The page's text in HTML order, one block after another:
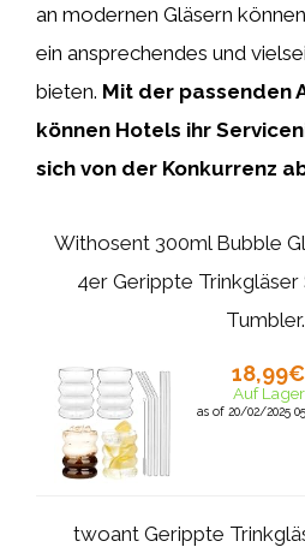
an modernen Gläsern
ein ansprechendes und
bieten. Mit der passenden
können Hotels ihr
sich von der Konkurrenz
Withosent 300ml Bubble
4er Gerippte Trinkgläser
18,99€
Auf Lager
as of 20/02/2025
twoant Gerippte